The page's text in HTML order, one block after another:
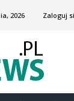
2026 Zaloguj